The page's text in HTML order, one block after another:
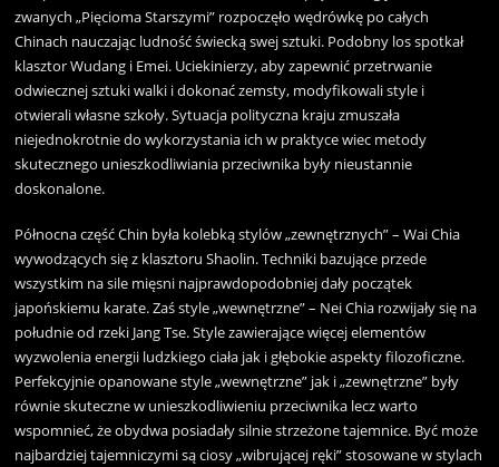
zwanych „Pięcioma Starszymi” rozpoczęło wędrówkę po całych
Chinach nauczając ludność świecką swej sztuki. Podobny los spotkał
klasztor Wudang i Emei. Uciekinierzy, aby zapewnić przetrwanie
odwiecznej sztuki walki i dokonać zemsty, modyfikowali style i
otwierali własne szkoły. Sytuacja polityczna kraju zmuszała
niejednokrotnie do wykorzystania ich w praktyce wiec metody
skutecznego unieszkodliwiania przeciwnika były nieustannie
doskonalone.
Północna część Chin była kolebką stylów „zewnętrznych” – Wai Chia
wywodzących się z klasztoru Shaolin. Techniki bazujące przede
wszystkim na sile mięsni najprawdopodobniej dały początek
japońskiemu karate. Zaś style „wewnętrzne” – Nei Chia rozwijały się na
południe od rzeki Jang Tse. Style zawierające więcej elementów
wyzwolenia energii ludzkiego ciała jak i głębokie aspekty filozoficzne.
Perfekcyjnie opanowane style „wewnętrzne” jak i „zewnętrzne” były
równie skuteczne w unieszkodliwieniu przeciwnika lecz warto
wspomnieć, że obydwa posiadały silnie strzeżone tajemnice. Być może
najbardziej tajemniczymi są ciosy „wibrującej ręki” stosowane w stylach